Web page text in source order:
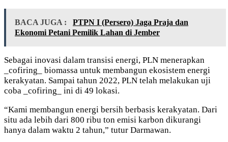
BACA JUGA :
PTPN I (Persero) Jaga Praja dan
Ekonomi Petani Pemilik Lahan di Jember
Sebagai inovasi dalam transisi energi, PLN menerapkan
_cofiring_ biomassa untuk membangun ekosistem energi
kerakyatan. Sampai tahun 2022, PLN telah melakukan uji
coba _cofiring_ ini di 49 lokasi.
“Kami membangun energi bersih berbasis kerakyatan. Dari
situ ada lebih dari 800 ribu ton emisi karbon dikurangi
hanya dalam waktu 2 tahun,” tutur Darmawan.